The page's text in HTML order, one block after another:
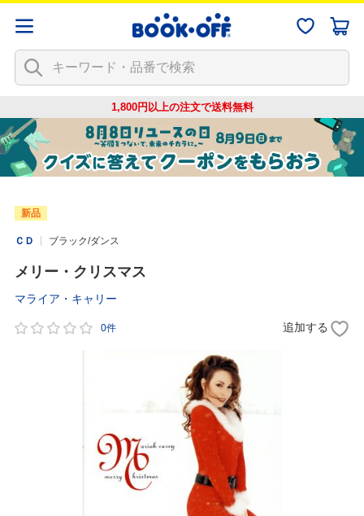
1,800円以上の注文で送料無料
新品
ＣＤ ブラック/ダンス
メリー・クリスマス
マライア・キャリー
0件 追加する